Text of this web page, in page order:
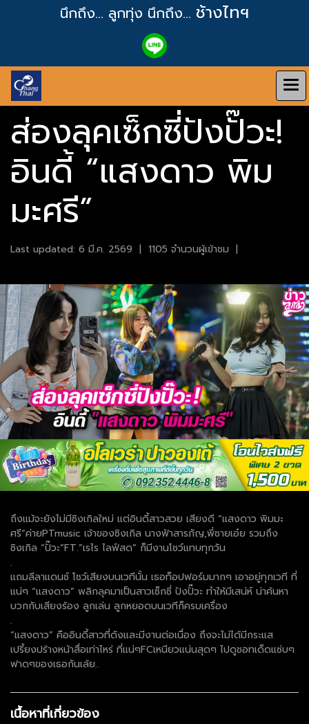
นึกถึง... ลูกทุ่ง นึกถึง... ช้างไทฯ
ส่องลุคเซ็กซี่ปังปั๊วะ!
อินดี้ “แสงดาว พิม
มะศรี”
Last updated: 6 มี.ค. 2569 | 1105 จำนวนผู้เข้าชม |
ถึงแม้จะยังไม่มีซิงเกิลใหม่ แต่อินดี้สาวสวย เสียงดี “แสงดาว พิมมะ
ศรี”ค่ายPTmusic เจ้าของซิงเกิล นางฟ้าสารภัญ,พี่ชายเอ๋ย รวมถึง
ซิงเกิล “ปั๊วะ”FT.”เรไร ไลฟ์สด” ก็มีงานโชว์แทบทุกวัน
.
แถมลีลาแดนซ์ โชว์เสียงบนเวทีนั้น เธอท็อปฟอร์มมากๆ เอาอยู่ทุกเวที ที่
แน่ๆ “แสงดาว” พลิกลุคมาเป็นสาวเซ็กซี่ ปังปั๊วะ ทำให้มีเสน่ห์ น่าค้นหา
บวกกับเสียงร้อง ลูกเล่น ลูกหยอดบนเวทีก็ครบเครื่อง
.
“แสงดาว” คืออินดี้สาวที่ดังและมีงานต่อเนื่อง ถึงจะไม่ได้มีกระแส
เปรี้ยงปร้างหน้าสื่อเท่าไหร่ ที่แน่ๆFCเหนียวแน่นสุดๆ ไปดูชอทเด็ดแซ่บๆ
ฟาดๆของเธอกันเล้ย..
เนื้อหาที่เกี่ยวข้อง